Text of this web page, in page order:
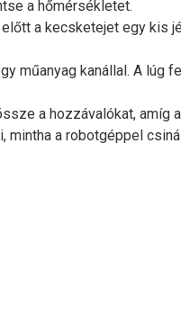
a hőmérsékletet.
a kecsketejet egy kis
műanyag kanállal. A lúg
a hozzávalókat, amíg
a robotgéppel